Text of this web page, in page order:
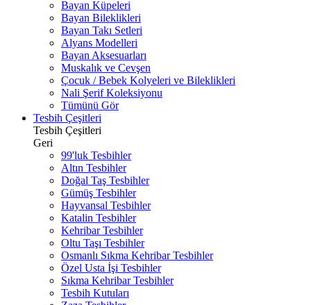
Bayan Küpeleri
Bayan Bileklikleri
Bayan Takı Setleri
Alyans Modelleri
Bayan Aksesuarları
Muskalık ve Cevşen
Çocuk / Bebek Kolyeleri ve Bileklikleri
Nali Şerif Koleksiyonu
Tümünü Gör
Tesbih Çeşitleri
Tesbih Çeşitleri
Geri
99'luk Tesbihler
Altın Tesbihler
Doğal Taş Tesbihler
Gümüş Tesbihler
Hayvansal Tesbihler
Katalin Tesbihler
Kehribar Tesbihler
Oltu Taşı Tesbihler
Osmanlı Sıkma Kehribar Tesbihler
Özel Usta İşi Tesbihler
Sıkma Kehribar Tesbihler
Tesbih Kutuları